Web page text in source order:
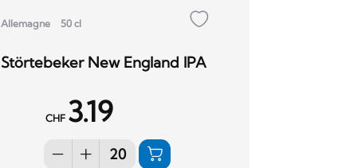
Allemagne 50 cl
Störtebeker New England IPA
CHF 3.19